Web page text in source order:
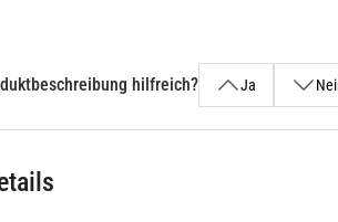
hilfreich? Ja